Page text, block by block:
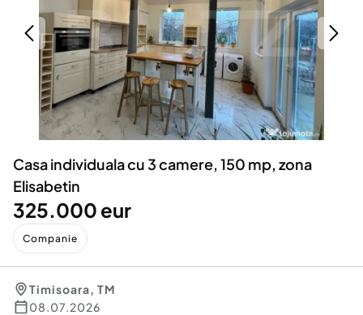
Servicii
Animale de companie
Afaceri și echipamente profesionale
Inchiriere Bunuri si Vehicule
Utilaje agricole si industriale
Piese auto si accesorii
Dacia Duster
Casa individuala cu 3 camere, 150 mp, zona
Elisabetin
325.000 eur
Companie
Timisoara, TM
08.07.2026